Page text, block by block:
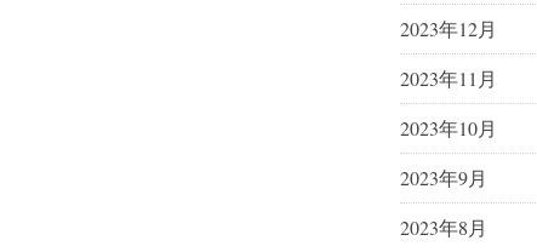
2023年12月
2023年11月
2023年10月
2023年9月
2023年8月